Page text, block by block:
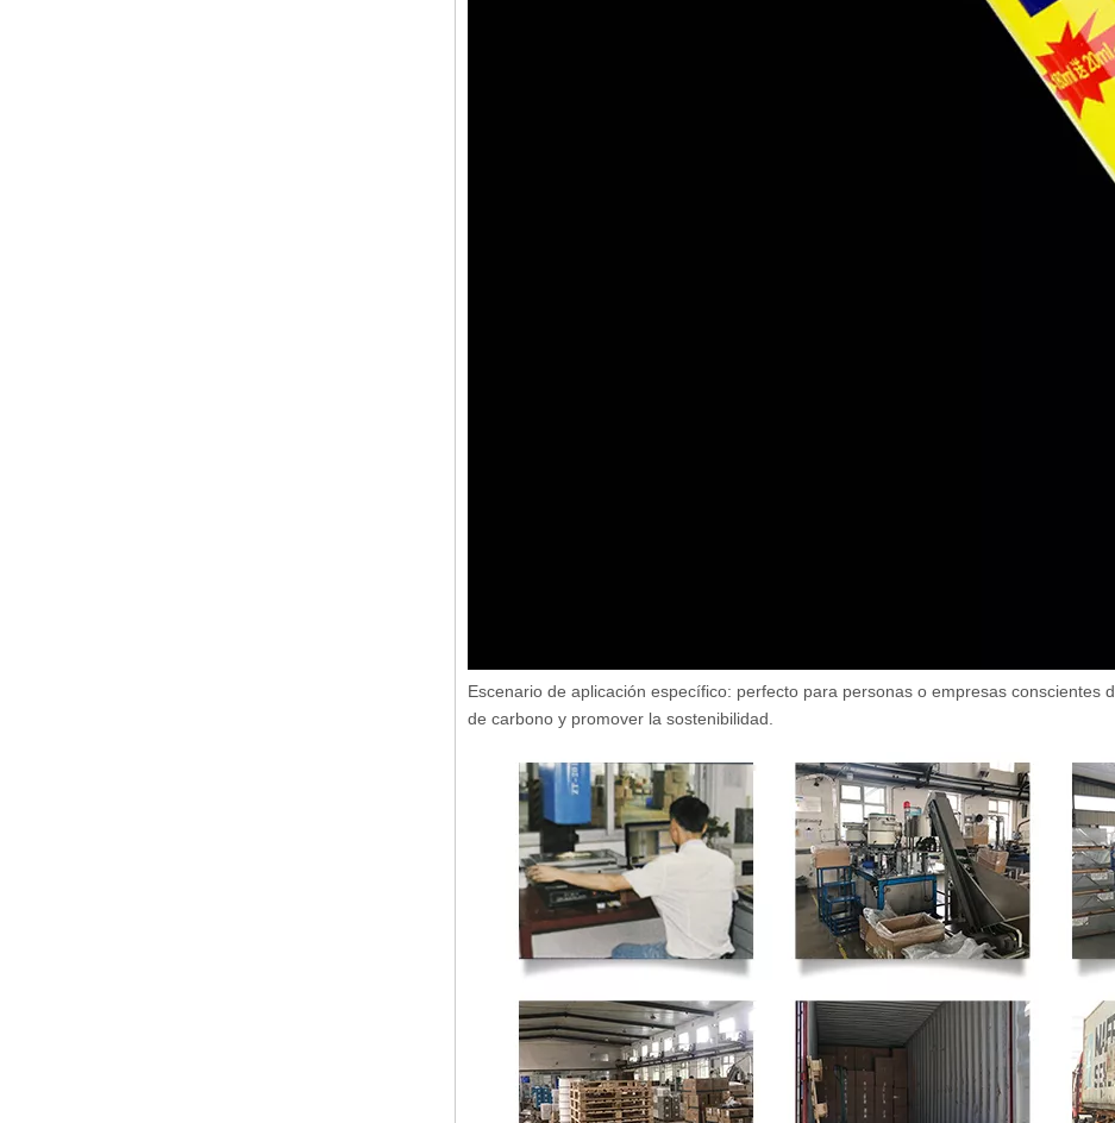
Escenario de aplicación específico: perfecto para personas o empresas conscientes
de carbono y promover la sostenibilidad.